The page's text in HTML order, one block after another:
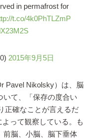
in permafrost for
t.co/4k0PhTLZmP
2015年9月5日
Pavel Nikolsky）は、脳
いて、「保存の度合い
正確なことが言えるだ
って観察している。も
前脳、小脳、脳下垂体